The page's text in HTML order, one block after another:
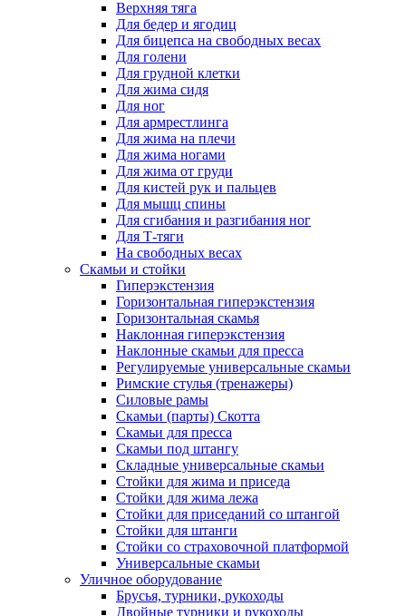
Верхняя тяга
Для бедер и ягодиц
Для бицепса на свободных весах
Для голени
Для грудной клетки
Для жима сидя
Для ног
Для армрестлинга
Для жима на плечи
Для жима ногами
Для жима от груди
Для кистей рук и пальцев
Для мышц спины
Для сгибания и разгибания ног
Для Т-тяги
На свободных весах
Скамьи и стойки
Гиперэкстензия
Горизонтальная гиперэкстензия
Горизонтальная скамья
Наклонная гиперэкстензия
Наклонные скамьи для пресса
Регулируемые универсальные скамьи
Римские стулья (тренажеры)
Силовые рамы
Скамьи (парты) Скотта
Скамьи для пресса
Скамьи под штангу
Складные универсальные скамьи
Стойки для жима и приседа
Стойки для жима лежа
Стойки для приседаний со штангой
Стойки для штанги
Стойки со страховочной платформой
Универсальные скамьи
Уличное оборудование
Брусья, турники, рукоходы
Двойные турники и рукоходы